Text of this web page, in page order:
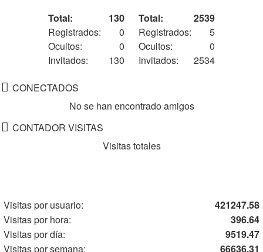
Total:
130
Registrados:
0
Ocultos:
0
Invitados:
130
Total:
2539
Registrados:
5
Ocultos:
0
Invitados:
2534
CONECTADOS
No se han encontrado amigos
CONTADOR VISITAS
Visitas totales
Visitas por usuario:
421247.58
Visitas por hora:
396.64
Visitas por día:
9519.47
Visitas por semana:
66636.31